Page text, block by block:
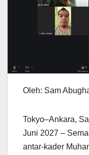
Oleh: Sam
Tokyo–Ankara,
Juni 2027 –
antar-kader